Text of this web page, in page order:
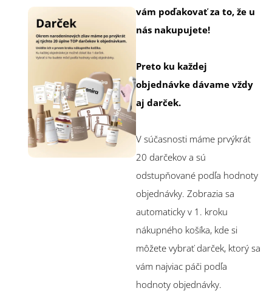
vám poďakovať za to, že u
nás nakupujete!
Preto ku každej
objednávke dávame vždy
aj darček.
V súčasnosti máme prvýkrát
20 darčekov a sú
odstupňované podľa hodnoty
objednávky. Zobrazia sa
automaticky v 1. kroku
nákupného košíka, kde si
môžete vybrať darček, ktorý sa
vám najviac páči podľa
hodnoty objednávky.